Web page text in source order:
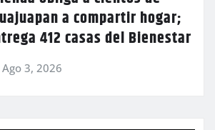
a compartir hogar;
412 casas del Bienestar
Ago 3, 2026